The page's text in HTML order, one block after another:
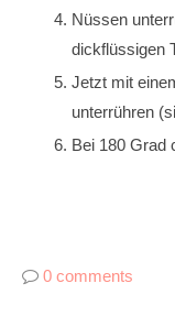
Nüssen
dickflüssigen
Jetzt mit
unterrühren
Bei 180 Grad
0 comments